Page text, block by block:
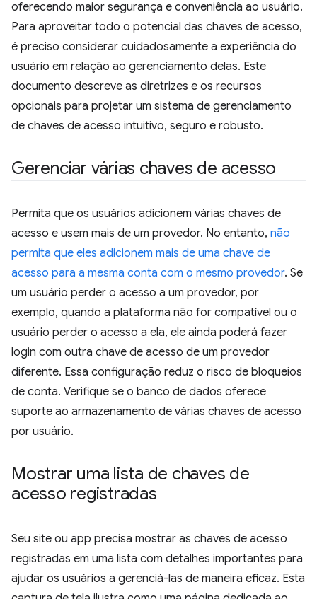
oferecendo maior segurança e conveniência ao usuário.
Para aproveitar todo o potencial das chaves de acesso,
é preciso considerar cuidadosamente a experiência do
usuário em relação ao gerenciamento delas. Este
documento descreve as diretrizes e os recursos
opcionais para projetar um sistema de gerenciamento
de chaves de acesso intuitivo, seguro e robusto.
Gerenciar várias chaves de acesso
Permita que os usuários adicionem várias chaves de
acesso e usem mais de um provedor. No entanto, não
permita que eles adicionem mais de uma chave de
acesso para a mesma conta com o mesmo provedor. Se
um usuário perder o acesso a um provedor, por
exemplo, quando a plataforma não for compatível ou o
usuário perder o acesso a ela, ele ainda poderá fazer
login com outra chave de acesso de um provedor
diferente. Essa configuração reduz o risco de bloqueios
de conta. Verifique se o banco de dados oferece
suporte ao armazenamento de várias chaves de acesso
por usuário.
Mostrar uma lista de chaves de
acesso registradas
Seu site ou app precisa mostrar as chaves de acesso
registradas em uma lista com detalhes importantes para
ajudar os usuários a gerenciá-las de maneira eficaz. Esta